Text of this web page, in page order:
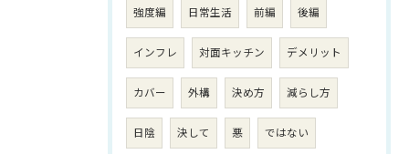
強度編 日常生活 前編 後編
インフレ 対面キッチン デメリット
カバー 外構 決め方 減らし方
日陰 決して 悪 ではない